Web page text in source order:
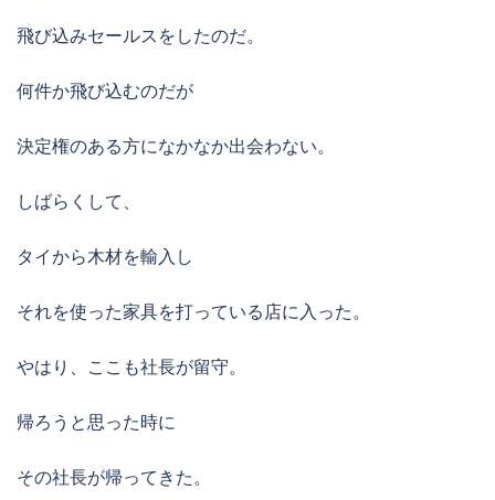
飛び込みセールスをしたのだ。
何件か飛び込むのだが
決定権のある方になかなか出会わない。
しばらくして、
タイから木材を輸入し
それを使った家具を打っている店に入った。
やはり、ここも社長が留守。
帰ろうと思った時に
その社長が帰ってきた。